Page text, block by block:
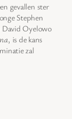
gevallen ster
Stephen
Oyelowo
, is de kans
zal